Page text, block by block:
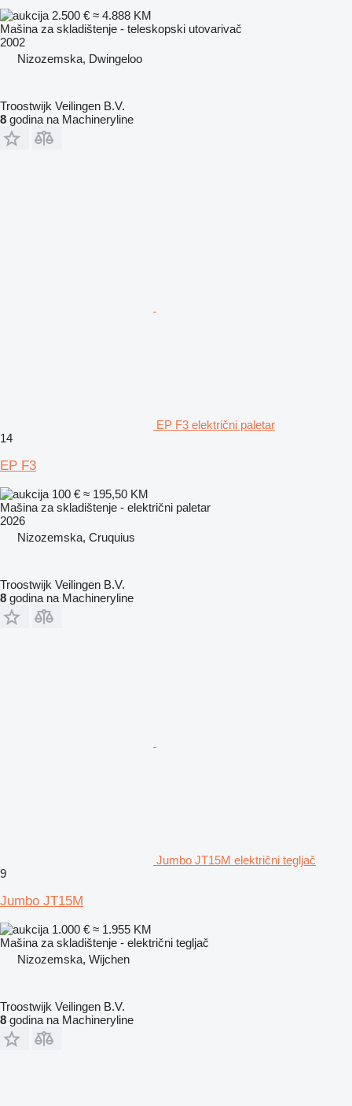
2.500 € ≈ 4.888 KM
Mašina za skladištenje - teleskopski utovarivač
2002
Nizozemska, Dwingeloo
Troostwijk Veilingen B.V.
8 godina na Machineryline
EP F3 električni paletar
14
EP F3
100 € ≈ 195,50 KM
Mašina za skladištenje - električni paletar
2026
Nizozemska, Cruquius
Troostwijk Veilingen B.V.
8 godina na Machineryline
Jumbo JT15M električni tegljač
9
Jumbo JT15M
1.000 € ≈ 1.955 KM
Mašina za skladištenje - električni tegljač
Nizozemska, Wijchen
Troostwijk Veilingen B.V.
8 godina na Machineryline